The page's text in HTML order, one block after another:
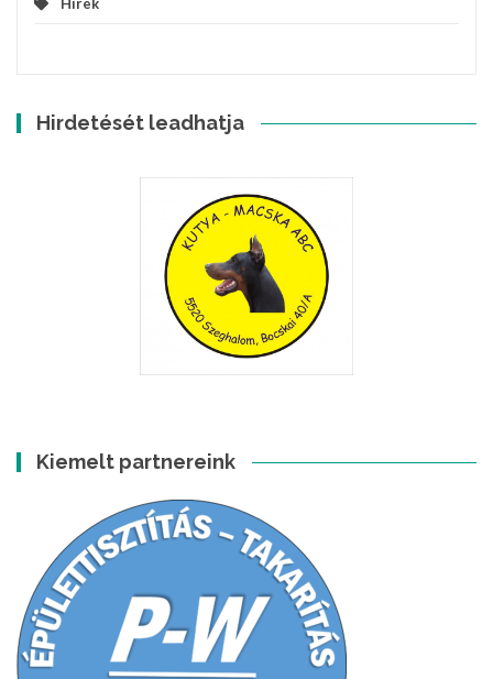
Hirdetését leadhatja
Kiemelt partnereink